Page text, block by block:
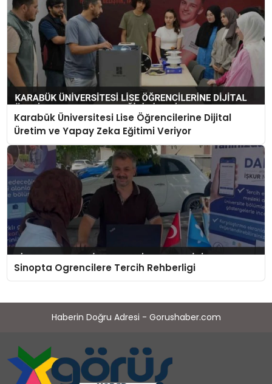
Karabük Üniversitesi Lise Öğrencilerine Dijital
Üretim ve Yapay Zeka Eğitimi Veriyor
Sinopta Ogrencilere Tercih Rehberligi
Haberin Doğru Adresi - Gorushaber.com